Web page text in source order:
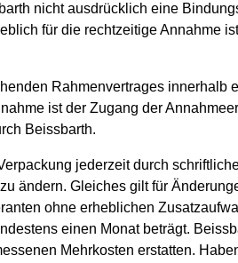
nicht ausdrücklich eine
für die rechtzeitige Annahme
Rahmenvertrages innerhalb
ist der Zugang der
Beissbarth.
jederzeit durch
ändern. Gleiches gilt für
ohne erheblichen
einen Monat beträgt.
Mehrkosten erstatten.